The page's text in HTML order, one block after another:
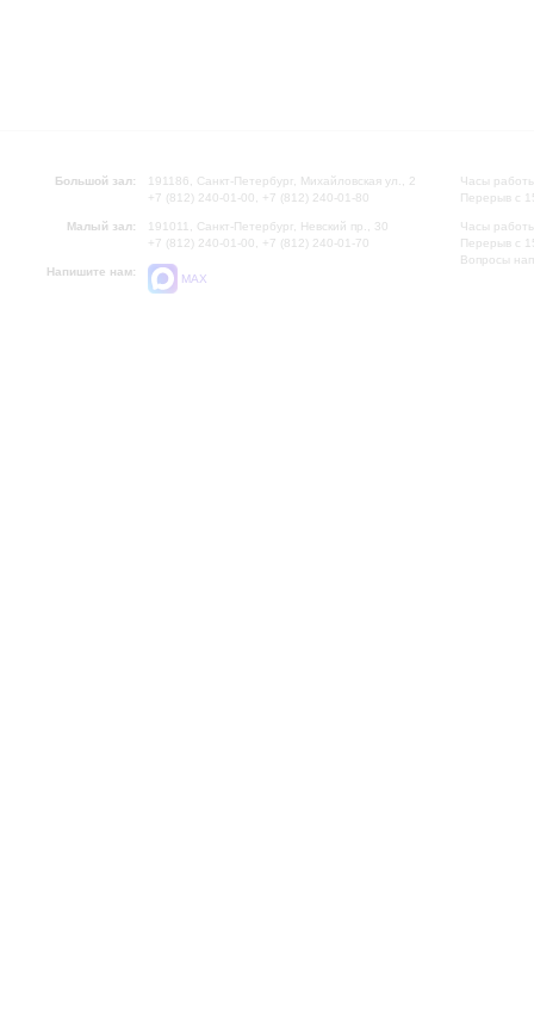
Большой зал:
191186, Санкт-Петербург, Михайловская ул., 2
+7 (812) 240-01-00, +7 (812) 240-01-80
Малый зал:
191011, Санкт-Петербург, Невский пр., 30
+7 (812) 240-01-00, +7 (812) 240-01-70
Напишите нам:
MAX
Часы
Перерыв с
Часы
Перерыв с
Вопросы